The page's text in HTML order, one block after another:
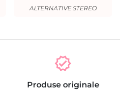
ALTERNATIVE STEREO
verified
Produse originale